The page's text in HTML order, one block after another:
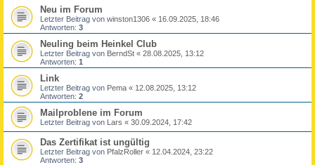
Neu im Forum
Letzter Beitrag von winston1306 « 16.09.2025, 18:46
Antworten: 3
Neuling beim Heinkel Club
Letzter Beitrag von BerndSt « 28.08.2025, 13:12
Antworten: 1
Link
Letzter Beitrag von Pema « 12.08.2025, 13:12
Antworten: 2
Mailproblene im Forum
Letzter Beitrag von Lars « 30.09.2024, 17:42
Das Zertifikat ist ungültig
Letzter Beitrag von PfalzRoller « 12.04.2024, 23:22
Antworten: 3